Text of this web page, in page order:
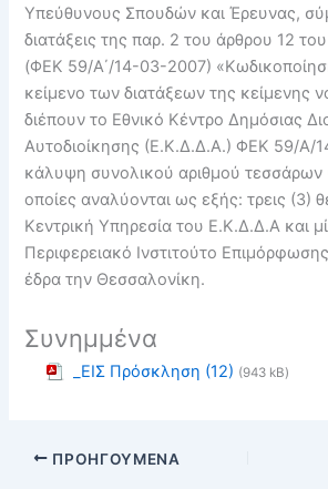
Υπεύθυνους Σπουδών και Έρευνας,
διατάξεις της παρ. 2 του άρθρου 12
(ΦΕΚ 59/Α΄/14-03-2007)
κείμενο των διατάξεων της κείμενης
διέπουν το Εθνικό Κέντρο Δημόσιας
Αυτοδιοίκησης (Ε.Κ.Δ.Δ.Α.) ΦΕΚ 59/Α/
κάλυψη συνολικού αριθμού τεσσάρων
οποίες αναλύονται ως εξής: τρεις (3)
Κεντρική Υπηρεσία του Ε.Κ.Δ.Δ.Α και
Περιφερειακό Ινστιτούτο
έδρα την Θεσσαλονίκη.
Συνημμένα
_ΕΙΣ Πρόσκληση (12) (943 kB)
ΠΡΟΗΓΟΎΜΕΝΑ